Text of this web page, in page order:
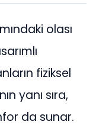
olası
fiziksel
yanı sıra,
da sunar.